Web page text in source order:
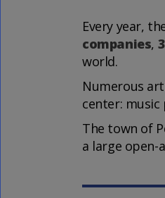
Every year,
companies,
world.
Numerous
center:
The town of
a large open-